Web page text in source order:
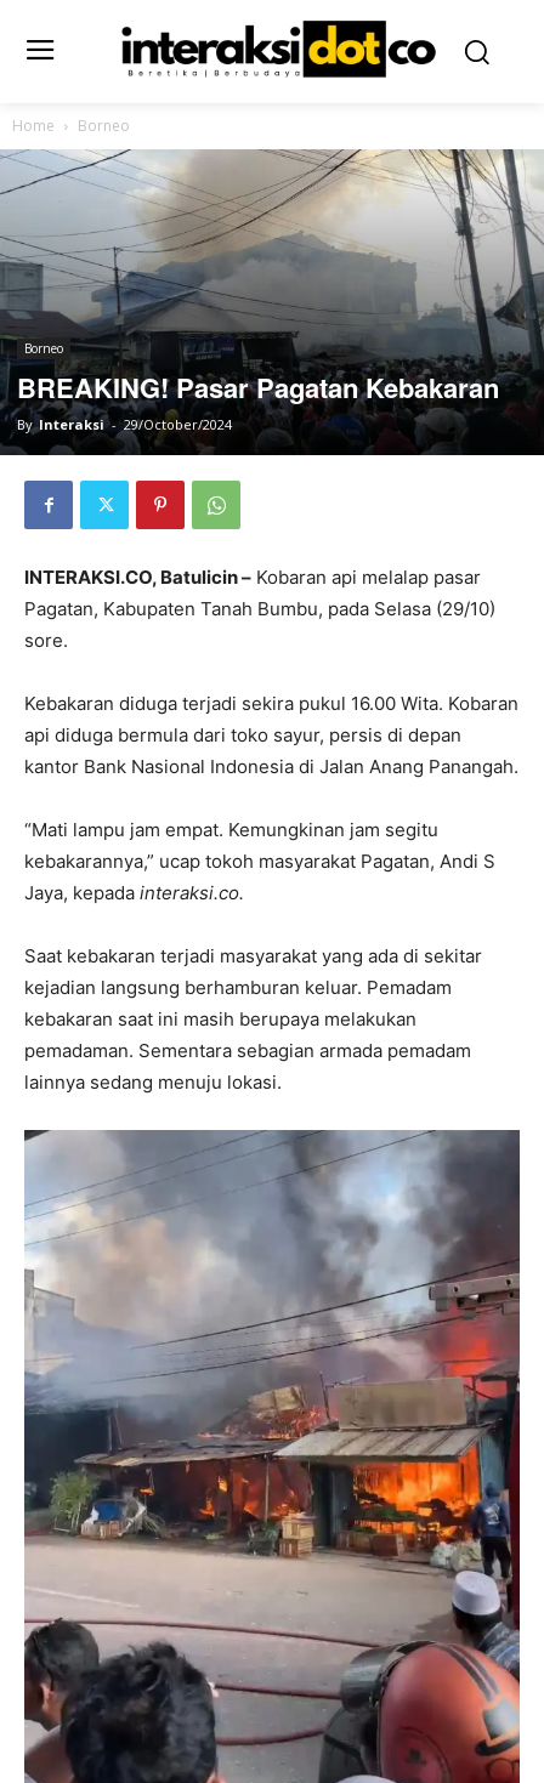
Home Borneo
Borneo
BREAKING! Pasar Pagatan Kebakaran
By Interaksi - 29/October/2024
INTERAKSI.CO, Batulicin – Kobaran api melalap pasar
Pagatan, Kabupaten Tanah Bumbu, pada Selasa (29/10)
sore.
Kebakaran diduga terjadi sekira pukul 16.00 Wita. Kobaran
api diduga bermula dari toko sayur, persis di depan
kantor Bank Nasional Indonesia di Jalan Anang Panangah.
“Mati lampu jam empat. Kemungkinan jam segitu
kebakarannya,” ucap tokoh masyarakat Pagatan, Andi S
Jaya, kepada interaksi.co.
Saat kebakaran terjadi masyarakat yang ada di sekitar
kejadian langsung berhamburan keluar. Pemadam
kebakaran saat ini masih berupaya melakukan
pemadaman. Sementara sebagian armada pemadam
lainnya sedang menuju lokasi.